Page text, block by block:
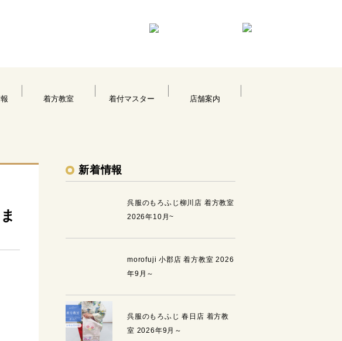
着方教室 着付マスター 店舗案内
新着情報
呉服のもろふじ柳川店 着方教室
2026年10月~
morofuji 小郡店 着方教室 2026
年9月～
呉服のもろふじ 春日店 着方教
室 2026年9月～